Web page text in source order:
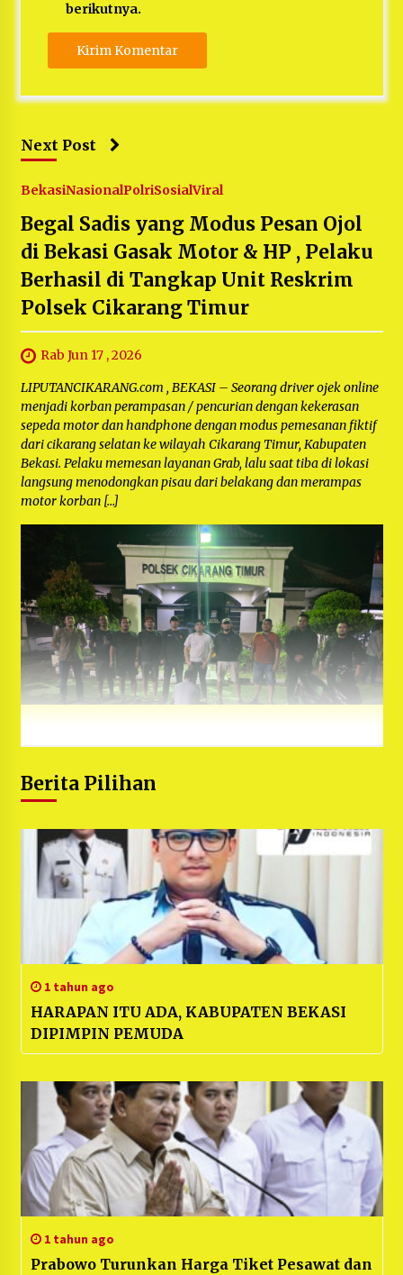
berikutnya.
Next Post
BekasiNasionalPolriSosialViral
Begal Sadis yang Modus Pesan Ojol
di Bekasi Gasak Motor & HP , Pelaku
Berhasil di Tangkap Unit Reskrim
Polsek Cikarang Timur
Rab Jun 17 , 2026
LIPUTANCIKARANG.com , BEKASI – Seorang driver ojek online
menjadi korban perampasan / pencurian dengan kekerasan
sepeda motor dan handphone dengan modus pemesanan fiktif
dari cikarang selatan ke wilayah Cikarang Timur, Kabupaten
Bekasi. Pelaku memesan layanan Grab, lalu saat tiba di lokasi
langsung menodongkan pisau dari belakang dan merampas
motor korban […]
Berita Pilihan
1 tahun ago
HARAPAN ITU ADA, KABUPATEN BEKASI
DIPIMPIN PEMUDA
1 tahun ago
Prabowo Turunkan Harga Tiket Pesawat dan